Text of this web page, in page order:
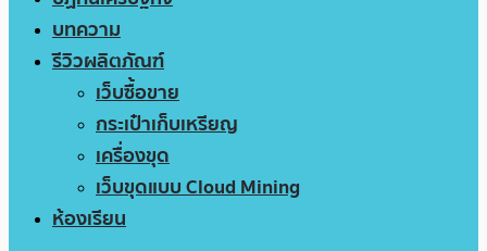
บทความ
รีวิวผลิตภัณฑ์
เว็บซื้อขาย
กระเป๋าเก็บเหรียญ
เครื่องขุด
เว็บขุดแบบ Cloud Mining
ห้องเรียน